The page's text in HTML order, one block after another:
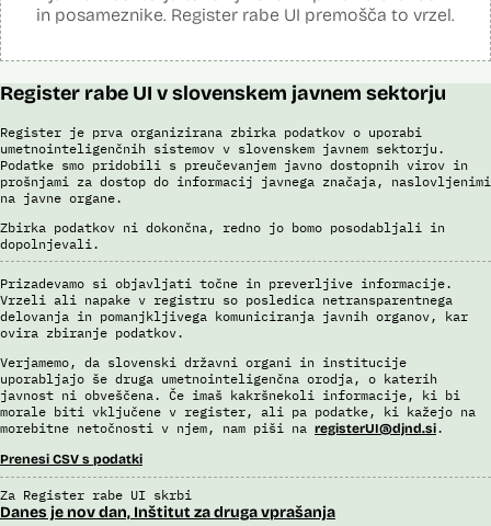
in posameznike. Register rabe UI premošča to vrzel.
Register rabe UI v slovenskem javnem sektorju
Register je prva organizirana zbirka podatkov o uporabi
umetnointeligenčnih sistemov v slovenskem javnem sektorju.
Podatke smo pridobili s preučevanjem javno dostopnih virov in
prošnjami za dostop do informacij javnega značaja, naslovljenimi
na javne organe.
Zbirka podatkov ni dokončna, redno jo bomo posodabljali in
dopolnjevali.
Prizadevamo si objavljati točne in preverljive informacije.
Vrzeli ali napake v registru so posledica netransparentnega
delovanja in pomanjkljivega komuniciranja javnih organov, kar
ovira zbiranje podatkov.
Verjamemo, da slovenski državni organi in institucije
uporabljajo še druga umetnointeligenčna orodja, o katerih
javnost ni obveščena. Če imaš kakršnekoli informacije, ki bi
morale biti vključene v register, ali pa podatke, ki kažejo na
morebitne netočnosti v njem, nam piši na registerUI@djnd.si.
Prenesi CSV s podatki
Za Register rabe UI skrbi
Danes je nov dan, Inštitut za druga vprašanja